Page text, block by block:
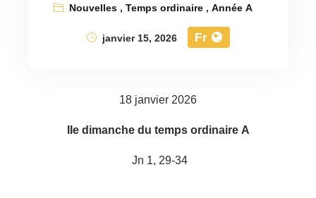
Nouvelles,Temps ordinaire,Année A
janvier 15, 2026
Fr
18 janvier 2026
IIe dimanche du temps ordinaire A
Jn 1, 29-34